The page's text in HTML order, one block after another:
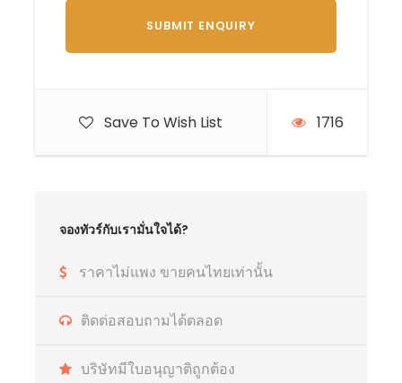
Save To Wish List 1716
จองทัวร์กับเรามั่นใจได้?
ราคาไม่แพง ขายคนไทยเท่านั้น
ติดต่อสอบถามได้ตลอด
บริษัทมีใบอนุญาติถูกต้อง